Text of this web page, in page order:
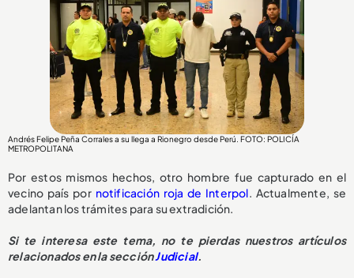
Andrés Felipe Peña Corrales a su llega a Rionegro desde Perú. FOTO: POLICÍA
METROPOLITANA
Por estos mismos hechos, otro hombre fue capturado en el
vecino país por notificación roja de Interpol . Actualmente, se
adelantan los trámites para su extradición.
Si te interesa este tema, no te pierdas nuestros artículos
relacionados en la sección Judicial.